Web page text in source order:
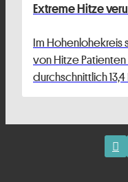
Extreme Hitze
Im Hohenlohekreis
von Hitze Patienten
durchschnittlich